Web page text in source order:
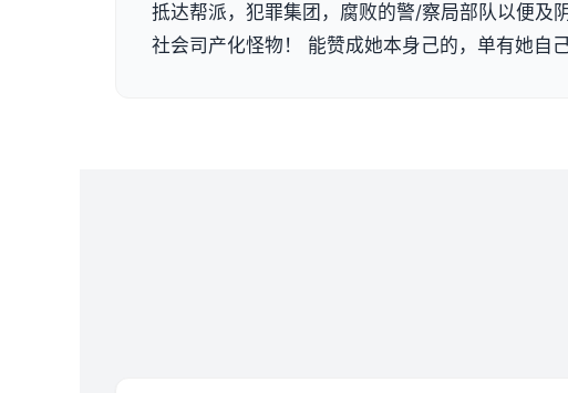
抵达帮派，犯罪集团，腐败的警/察局部队以便及
社会司产化怪物！ 能赞成她本身己的，单有她自己